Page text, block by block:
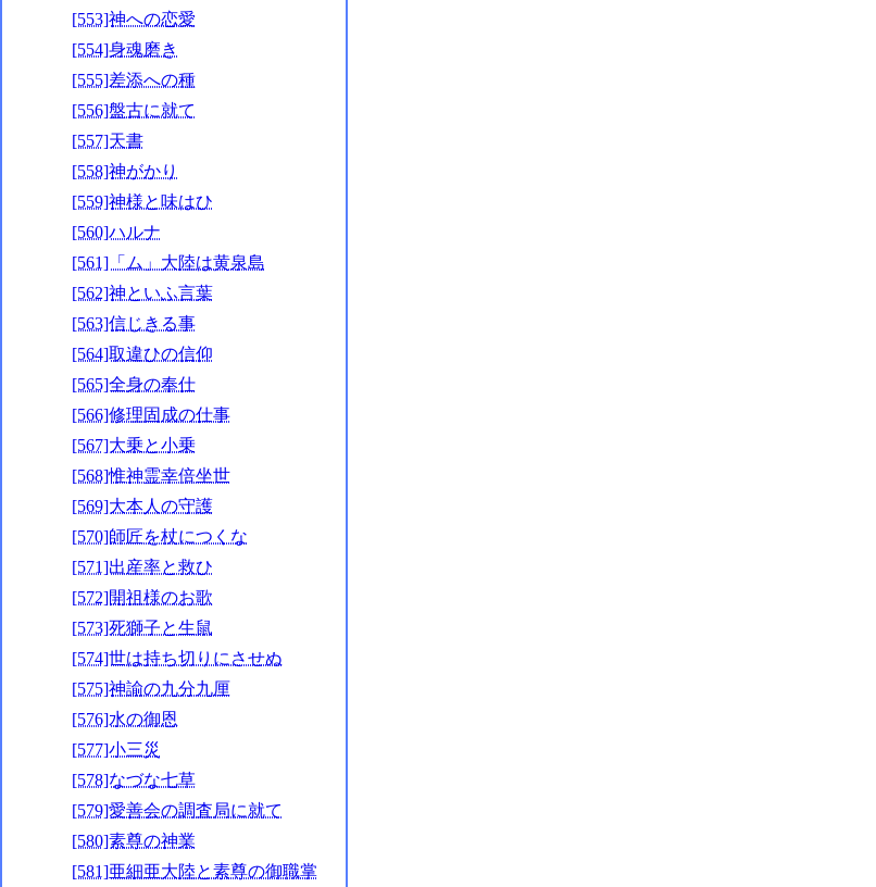
[553]神への恋愛
[554]身魂磨き
[555]差添への種
[556]盤古に就て
[557]天書
[558]神がかり
[559]神様と味はひ
[560]ハルナ
[561]「ム」大陸は黄泉島
[562]神といふ言葉
[563]信じきる事
[564]取違ひの信仰
[565]全身の奉仕
[566]修理固成の仕事
[567]大乗と小乗
[568]惟神霊幸倍坐世
[569]大本人の守護
[570]師匠を杖につくな
[571]出産率と救ひ
[572]開祖様のお歌
[573]死獅子と生鼠
[574]世は持ち切りにさせぬ
[575]神諭の九分九厘
[576]水の御恩
[577]小三災
[578]なづな七草
[579]愛善会の調査局に就て
[580]素尊の神業
[581]亜細亜大陸と素尊の御職掌